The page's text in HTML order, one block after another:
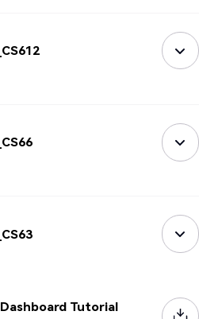
Tutorial